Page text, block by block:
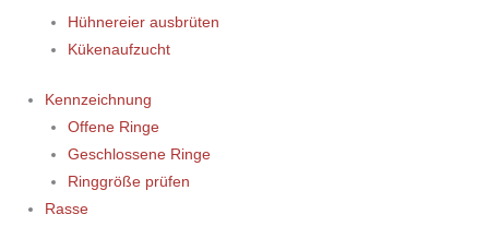
Hühnereier ausbrüten
Kükenaufzucht
Kennzeichnung
Offene Ringe
Geschlossene Ringe
Ringgröße prüfen
Rasse